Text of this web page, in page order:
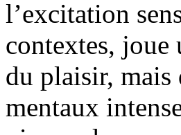
l’excitation
contextes, joue
du plaisir, mais
mentaux